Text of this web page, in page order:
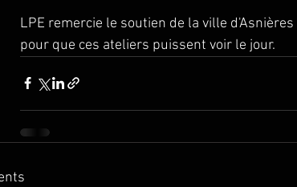
LPE remercie le soutien de la ville
pour que ces ateliers puissent voir le jour.